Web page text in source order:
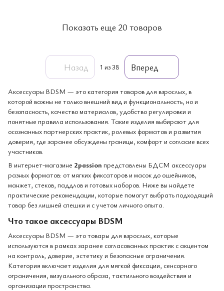
Показать еще 20 товаров
Назад 1 из 38 Вперед
Аксессуары BDSM — это категория товаров для взрослых, в
которой важны не только внешний вид и функциональность, но и
безопасность, качество материалов, удобство регулировки и
понятные правила использования. Такие изделия выбирают для
осознанных партнерских практик, ролевых форматов и развития
доверия, где заранее обсуждены границы, комфорт и согласие всех
участников.
В интернет-магазине 2passion представлены БДСМ аксессуары
разных форматов: от мягких фиксаторов и масок до ошейников,
манжет, стеков, паддлов и готовых наборов. Ниже вы найдете
практические рекомендации, которые помогут выбрать подходящий
товар без лишней спешки и с учетом личного опыта.
Что такое аксессуары BDSM
Аксессуары BDSM — это товары для взрослых, которые
используются в рамках заранее согласованных практик с акцентом
на контроль, доверие, эстетику и безопасные ограничения.
Категория включает изделия для мягкой фиксации, сенсорного
ограничения, визуального образа, тактильного воздействия и
организации пространства.